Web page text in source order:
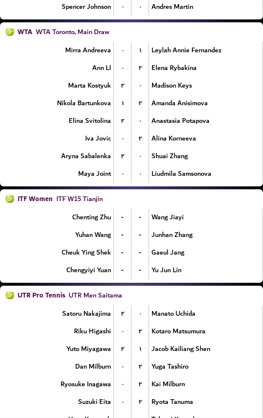
Spencer Johnson
۰ ۰ Andres Martin
WTA WTA Toronto, Main Draw
Mirra Andreeva
۰ ۱
Leylah Annie Fernandez
Ann LI
۰ ۲
Elena Rybakina
Marta Kostyuk
۲ ۰
Madison Keys
Nikola Bartunkova
۱ ۲
Amanda Anisimova
Elina Svitolina
۲ ۰
Anastasia Potapova
Iva Jovic
۰ ۲
Alina Korneeva
Aryna Sabalenka
۲ ۰
Shuai Zhang
Maya Joint
۰ ۰ Liudmila Samsonova
ITF Women ITF W15 Tianjin
Chenting Zhu
- -
Wang Jiayi
Yuhan Wang
- -
Junhan Zhang
Cheuk Ying Shek
- -
Gaeul Jang
Chengyiyi Yuan
- - Yu Jun Lin
UTR Pro Tennis UTR Men Saitama
Satoru Nakajima
۲ ۰
Manato Uchida
Riku Higashi
۰ ۲
Kotaro Matsumura
Yuto Miyagawa
۲ ۱
Jacob Kailiang Shen
Dan Milburn
۰ ۲
Yuga Tashiro
Ryosuke Inagawa
۰ ۲
Kai Milburn
Suzuki Eita
۰ ۲
Ryota Tanuma